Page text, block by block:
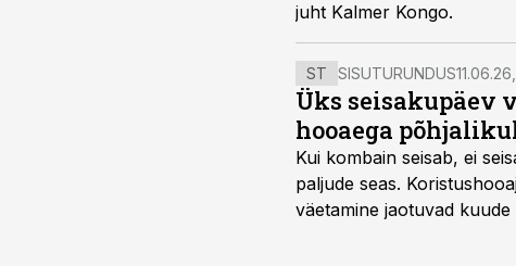
juht Kalmer Kongo.
ST SISUTURUNDUS
Üks seisakupäev
hooaega
Kui kombain seisab, ei
paljude seas.
väetamine jaotuvad